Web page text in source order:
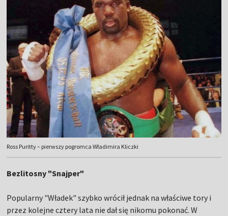
Ross Puritty – pierwszy pogromca Władimira Kliczki
Bezlitosny "Snajper"
Popularny "Władek" szybko wrócił jednak na właściwe tory i
przez kolejne cztery lata nie dał się nikomu pokonać. W